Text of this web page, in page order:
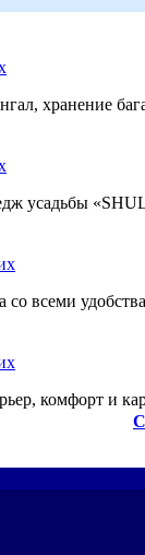
хранение
усадьбы
со всеми
комфорт и